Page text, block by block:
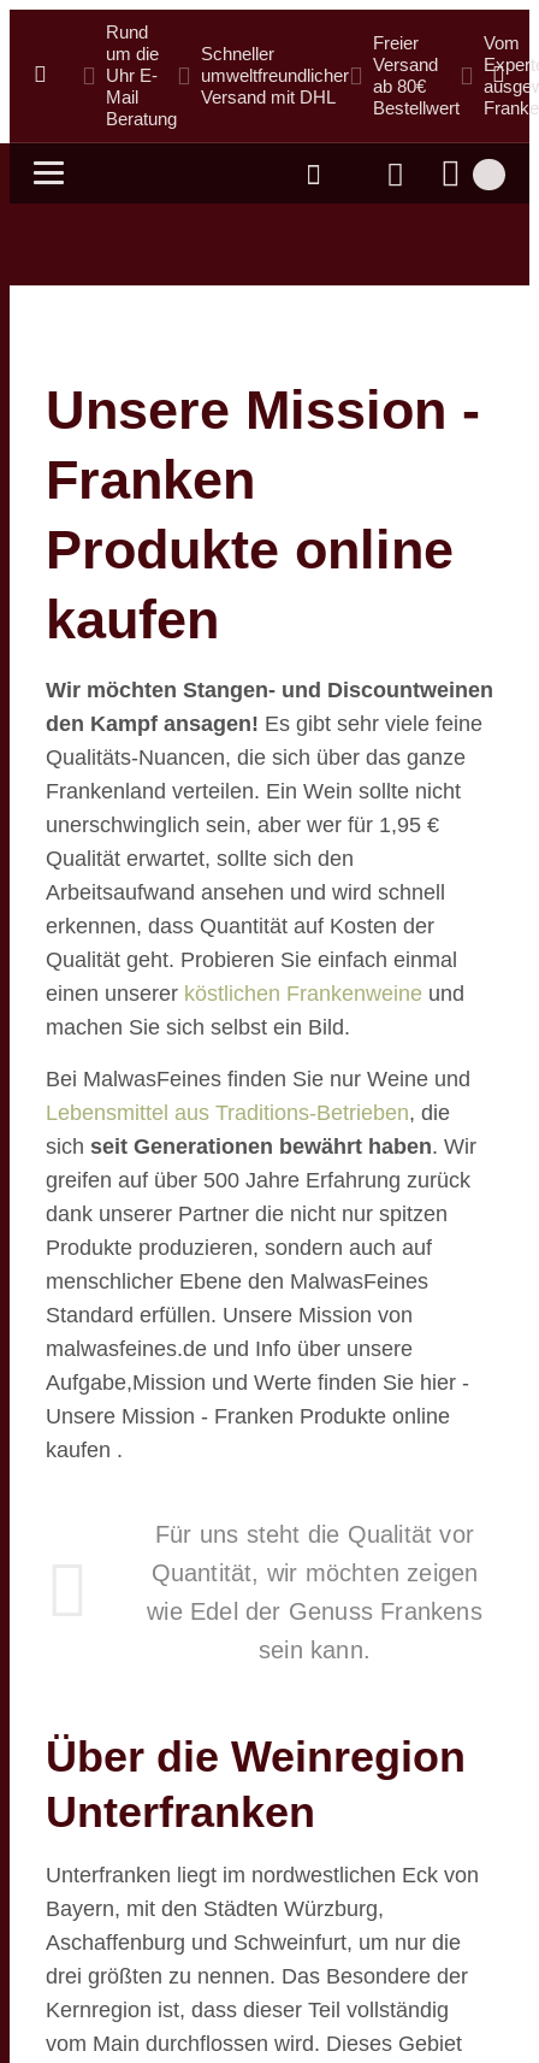
Rund
um die
Uhr E-
Mail
Beratung
Schneller
umweltfreundlicher
Versand mit DHL
Freier
Versand
ab 80€
Bestellwert
Vom
Suche
Unsere Mission -
Franken
Produkte online
kaufen
Wir möchten Stangen- und Discountweinen
den Kampf ansagen! Es gibt sehr viele feine
Qualitäts-Nuancen, die sich über das ganze
Frankenland verteilen. Ein Wein sollte nicht
unerschwinglich sein, aber wer für 1,95 €
Qualität erwartet, sollte sich den
Arbeitsaufwand ansehen und wird schnell
erkennen, dass Quantität auf Kosten der
Qualität geht. Probieren Sie einfach einmal
einen unserer köstlichen Frankenweine und
machen Sie sich selbst ein Bild.
Bei MalwasFeines finden Sie nur Weine und
Lebensmittel aus Traditions-Betrieben, die
sich seit Generationen bewährt haben. Wir
greifen auf über 500 Jahre Erfahrung zurück
dank unserer Partner die nicht nur spitzen
Produkte produzieren, sondern auch auf
menschlicher Ebene den MalwasFeines
Standard erfüllen. Unsere Mission von
malwasfeines.de und Info über unsere
Aufgabe,Mission und Werte finden Sie hier -
Unsere Mission - Franken Produkte online
kaufen .
Für uns steht die Qualität vor
Quantität, wir möchten zeigen
wie Edel der Genuss Frankens
sein kann.
Über die Weinregion
Unterfranken
Unterfranken liegt im nordwestlichen Eck von
Bayern, mit den Städten Würzburg,
Aschaffenburg und Schweinfurt, um nur die
drei größten zu nennen. Das Besondere der
Kernregion ist, dass dieser Teil vollständig
vom Main durchflossen wird. Dieses Gebiet